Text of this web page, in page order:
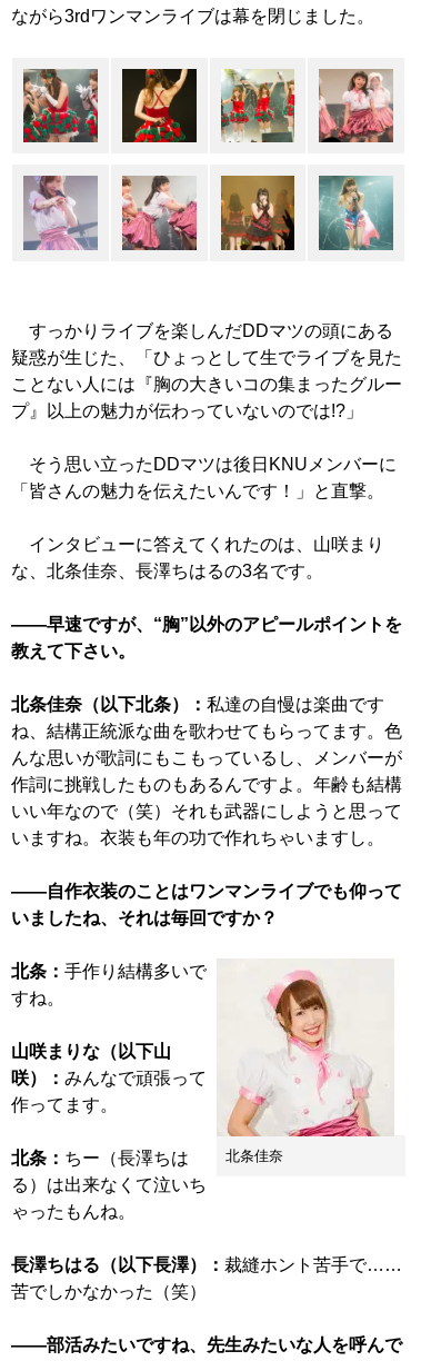
ながら3rdワンマンライブは幕を閉じました。
すっかりライブを楽しんだDDマツの頭にある
疑惑が生じた、「ひょっとして生でライブを見た
ことない人には『胸の大きいコの集まったグルー
プ』以上の魅力が伝わっていないのでは!?」
そう思い立ったDDマツは後日KNUメンバーに
「皆さんの魅力を伝えたいんです！」と直撃。
インタビューに答えてくれたのは、山咲まり
な、北条佳奈、長澤ちはるの3名です。
――早速ですが、“胸”以外のアピールポイントを
教えて下さい。
北条佳奈（以下北条）： 私達の自慢は楽曲です
ね、結構正統派な曲を歌わせてもらってます。色
んな思いが歌詞にもこもっているし、メンバーが
作詞に挑戦したものもあるんですよ。年齢も結構
いい年なので（笑）それも武器にしようと思って
いますね。衣装も年の功で作れちゃいますし。
――自作衣装のことはワンマンライブでも仰って
いましたね、それは毎回ですか？
北条佳奈
北条： 手作り結構多いで
すね。
山咲まりな（以下山
咲）： みんなで頑張って
作ってます。
北条： ちー（長澤ちは
る）は出来なくて泣いち
ゃったもんね。
長澤ちはる（以下長澤）： 裁縫ホント苦手で……
苦でしかなかった（笑）
――部活みたいですね、先生みたいな人を呼んで